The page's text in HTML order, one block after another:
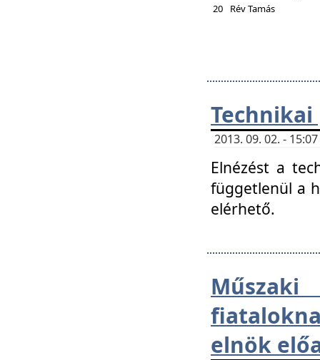
20
Rév Tamás
2013. 09. 02. -
Elnézést a
függetlenül a
elérhető.
elnök